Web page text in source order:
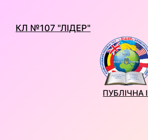
вмістуКЛ №107 "ЛІДЕР"
ПУБЛІЧНА